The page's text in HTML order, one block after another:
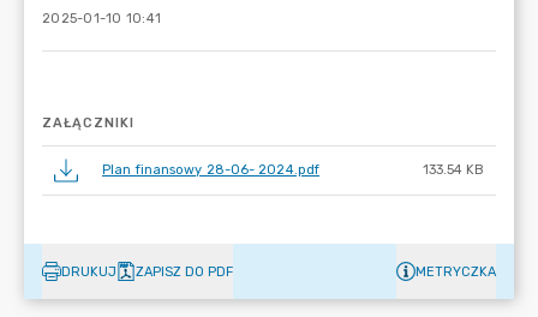
2025-01-10 10:41
ZAŁĄCZNIKI
Plan finansowy 28-06- 2024.pdf 133.54 KB
DRUKUJ ZAPISZ DO PDF METRYCZKA